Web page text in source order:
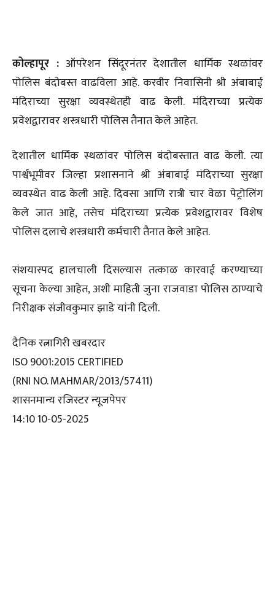
कोल्हापूर : ऑपरेशन सिंदूरनंतर देशातील धार्मिक स्थळांवर
पोलिस बंदोबस्त वाढविला आहे. करवीर निवासिनी श्री अंबाबाई
मंदिराच्या सुरक्षा व्यवस्थेतही वाढ केली. मंदिराच्या प्रत्येक
प्रवेशद्वारावर शस्त्रधारी पोलिस तैनात केले आहेत.
देशातील धार्मिक स्थळांवर पोलिस बंदोबस्तात वाढ केली. त्या
पार्श्वभूमीवर जिल्हा प्रशासनाने श्री अंबाबाई मंदिराच्या सुरक्षा
व्यवस्थेत वाढ केली आहे. दिवसा आणि रात्री चार वेळा पेट्रोलिंग
केले जात आहे, तसेच मंदिराच्या प्रत्येक प्रवेशद्वारावर विशेष
पोलिस दलाचे शस्त्रधारी कर्मचारी तैनात केले आहेत.
संशयास्पद हालचाली दिसल्यास तत्काळ कारवाई करण्याच्या
सूचना केल्या आहेत, अशी माहिती जुना राजवाडा पोलिस ठाण्याचे
निरीक्षक संजीवकुमार झाडे यांनी दिली.
दैनिक रत्नागिरी खबरदार
ISO 9001:2015 CERTIFIED
(RNI NO. MAHMAR/2013/57411)
शासनमान्य रजिस्टर न्यूजपेपर
14:10 10-05-2025